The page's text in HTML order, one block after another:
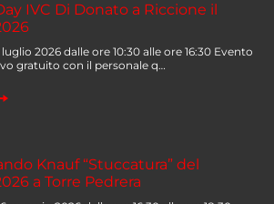
IVC Di Donato a Riccione il
2026 dalle ore 10:30 alle ore 16:30 Evento
gratuito con il personale q…
Knauf “Stuccatura” del
a Torre Pedrera